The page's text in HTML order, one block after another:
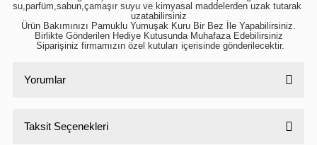
su,parfüm,sabun,çamaşır suyu ve kimyasal maddelerden uzak tutarak
uzatabilirsiniz
Birlikte Gönderilen Hediye Kutusunda Muhafaza Edebilirsiniz
Siparişiniz firmamızın özel kutuları içerisinde gönderilecektir.
Yorumlar
Taksit Seçenekleri